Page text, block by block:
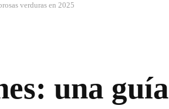
verduras en 2025
una guía